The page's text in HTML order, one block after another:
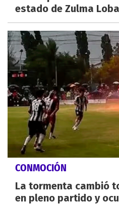
estado de Zulma
CONMOCIÓN
La tormenta cambió
en pleno partido y